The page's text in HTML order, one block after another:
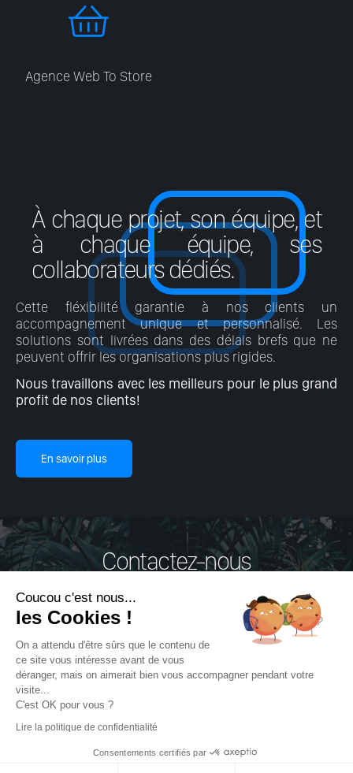
Agence Web To Store
À chaque projet, son équipe, et
à chaque équipe, ses
collaborateurs dédiés.
Cette fléxibilité garantie à nos clients un
accompagnement unique et personnalisé. Les
solutions sont livrées dans des délais brefs que ne
peuvent offrir les organisations plus rigides.
Nous travaillons avec les meilleurs pour le plus grand
profit de nos clients!
En savoir plus
Contactez-nous
Nos bureaux sont ouverts du lundi au Vendredi de
9h00 à 19h00
Ecrivez-nous
© MyJungly 2026 - Mentions légales Données personnelles
Coucou c'est nous...
les Cookies !
On a attendu d'être sûrs que le contenu de
ce site vous intéresse avant de vous
déranger, mais on aimerait bien vous accompagner pendant votre
visite...
C'est OK pour vous ?
Lire la politique de confidentialité
Consentements certifiés par